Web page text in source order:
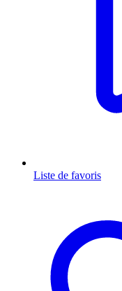
Liste de favoris